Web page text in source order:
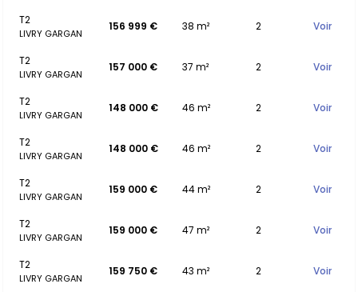
T2
LIVRY GARGAN
156 999 € 38 m² 2 Voir
T2
LIVRY GARGAN
157 000 € 37 m² 2 Voir
T2
LIVRY GARGAN
148 000 € 46 m² 2 Voir
T2
LIVRY GARGAN
148 000 € 46 m² 2 Voir
T2
LIVRY GARGAN
159 000 € 44 m² 2 Voir
T2
LIVRY GARGAN
159 000 € 47 m² 2 Voir
T2
LIVRY GARGAN
159 750 € 43 m² 2 Voir